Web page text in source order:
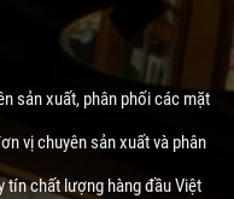
sản xuất, phân phối các mặt
vị chuyên sản xuất và phân
tín chất lượng hàng đầu Việt